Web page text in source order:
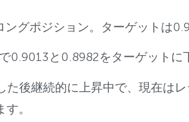
ングポジション。ターゲットは
0.9013と0.8982をターゲットに
た後継続的に上昇中で、現在は
。